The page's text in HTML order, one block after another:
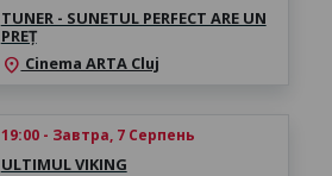
TUNER - SUNETUL PERFECT ARE UN
PREȚ
location_on Cinema ARTA Cluj
19:00 - Завтра, 7 Серпень
ULTIMUL VIKING